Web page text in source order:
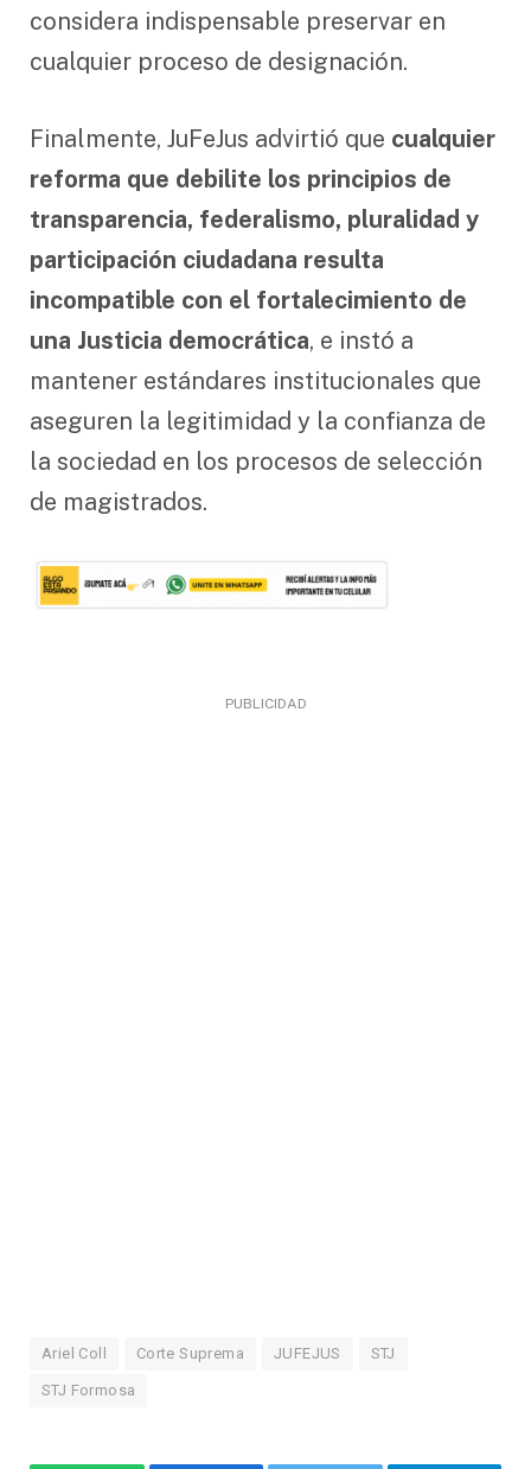
considera indispensable preservar en
cualquier proceso de designación.
Finalmente, JuFeJus advirtió que cualquier
reforma que debilite los principios de
transparencia, federalismo, pluralidad y
participación ciudadana resulta
incompatible con el fortalecimiento de
una Justicia democrática, e instó a
mantener estándares institucionales que
aseguren la legitimidad y la confianza de
la sociedad en los procesos de selección
de magistrados.
PUBLICIDAD
Ariel Coll Corte Suprema JUFEJUS STJ
STJ Formosa